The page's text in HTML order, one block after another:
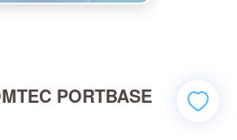
PORTBASE